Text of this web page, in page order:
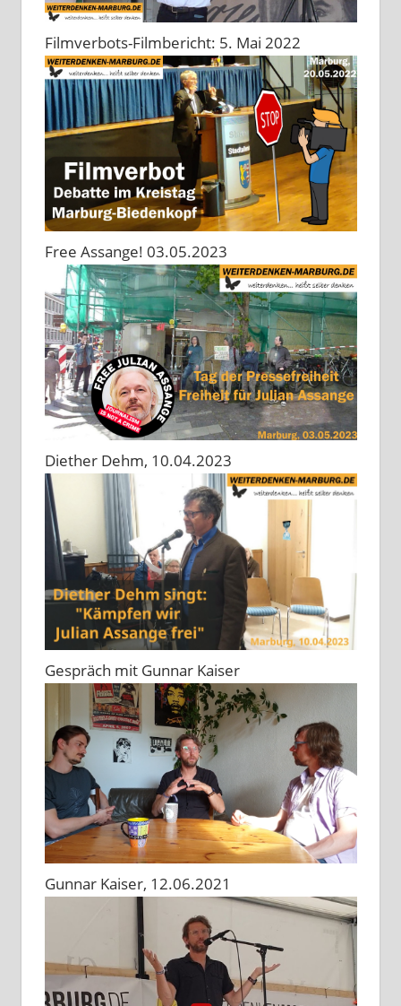
Filmverbots-Filmbericht: 5. Mai 2022
Free Assange! 03.05.2023
Diether Dehm, 10.04.2023
Gespräch mit Gunnar Kaiser
Gunnar Kaiser, 12.06.2021